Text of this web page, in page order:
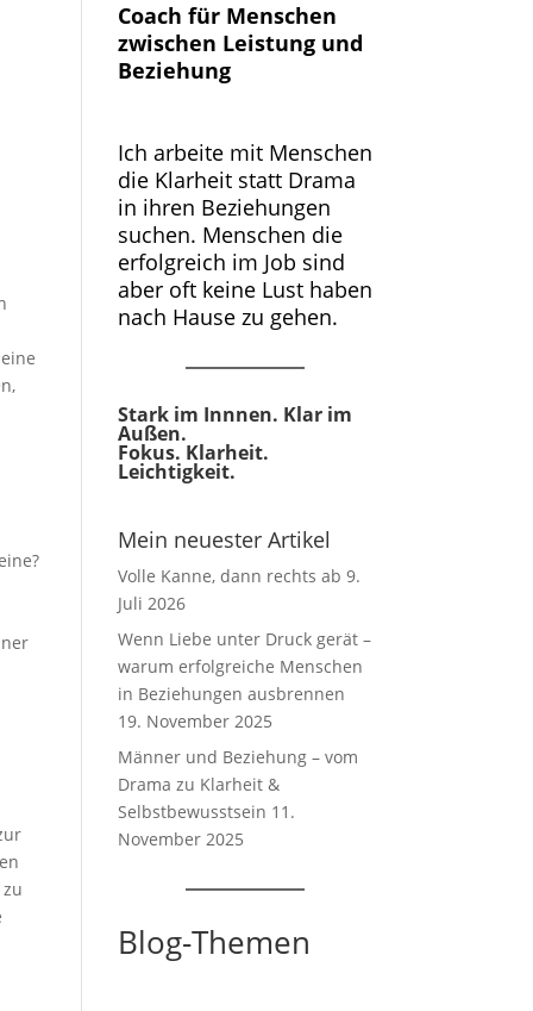
Coach für Menschen
zwischen Leistung und
Beziehung
Ich arbeite mit Menschen
die Klarheit statt Drama
in ihren Beziehungen
suchen. Menschen die
erfolgreich im Job sind
aber oft keine Lust haben
nach Hause zu gehen.
Stark im Innnen. Klar im
Außen.
Fokus. Klarheit.
Leichtigkeit.
Mein neuester Artikel
Volle Kanne, dann rechts ab 9.
Juli 2026
Wenn Liebe unter Druck gerät –
warum erfolgreiche Menschen
in Beziehungen ausbrennen
19. November 2025
Männer und Beziehung – vom
Drama zu Klarheit &
Selbstbewusstsein 11.
November 2025
Blog-Themen